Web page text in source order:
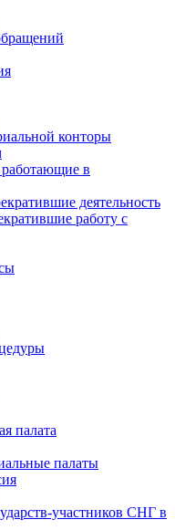
конторы
в
деятельность
работу с
палата
палаты
участников СНГ в